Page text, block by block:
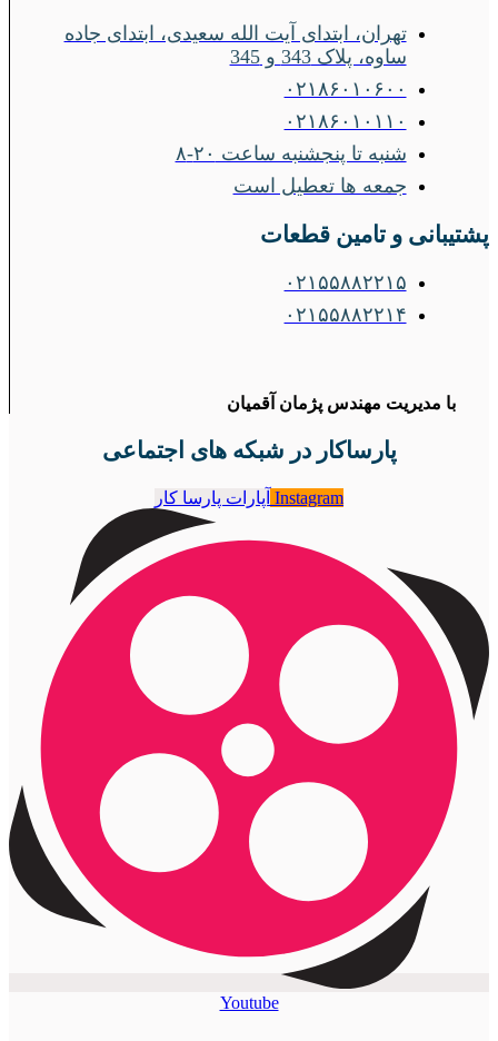
تهران، ابتدای آیت الله سعیدی، ابتدای جاده
ساوه، پلاک 343 و 345
۰۲۱۸۶۰۱۰۶۰۰
۰۲۱۸۶۰۱۰۱۱۰
شنبه تا پنجشنبه ساعت ۲۰-۸
جمعه ها تعطیل است
پشتیبانی و تامین قطعات
۰۲۱۵۵۸۸۲۲۱۵
۰۲۱۵۵۸۸۲۲۱۴
با مدیریت مهندس پژمان آقمیان
پارساکار در شبکه های اجتماعی
Instagram آپارات پارسا کار
Youtube